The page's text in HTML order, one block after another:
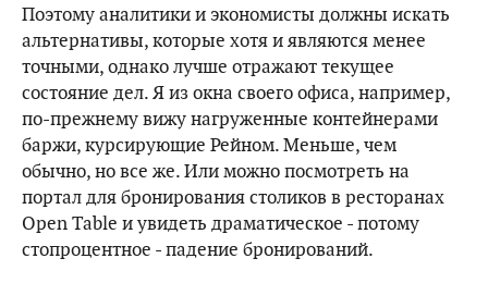
Поэтому аналитики и экономисты должны искать
альтернативы, которые хотя и являются менее
точными, однако лучше отражают текущее
состояние дел. Я из окна своего офиса, например,
по-прежнему вижу нагруженные контейнерами
баржи, курсирующие Рейном. Меньше, чем
обычно, но все же. Или можно посмотреть на
портал для бронирования столиков в ресторанах
Open Table и увидеть драматическое - потому
стопроцентное - падение бронирований.